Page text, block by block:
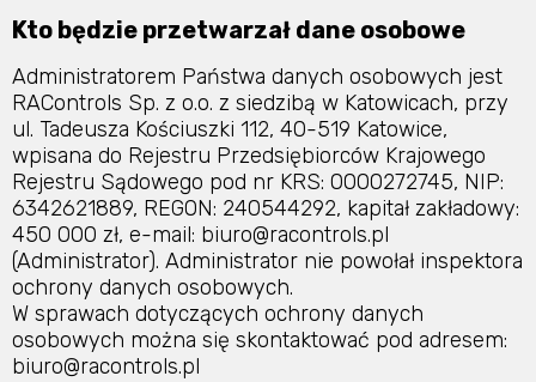
Kto będzie przetwarzał dane osobowe
Administratorem Państwa danych osobowych jest
RAControls Sp. z o.o. z siedzibą w Katowicach, przy
ul. Tadeusza Kościuszki 112, 40-519 Katowice,
wpisana do Rejestru Przedsiębiorców Krajowego
Rejestru Sądowego pod nr KRS: 0000272745, NIP:
6342621889, REGON: 240544292, kapitał zakładowy:
450 000 zł, e-mail: biuro@racontrols.pl
(Administrator). Administrator nie powołał inspektora
ochrony danych osobowych.
W sprawach dotyczących ochrony danych
osobowych można się skontaktować pod adresem:
biuro@racontrols.pl